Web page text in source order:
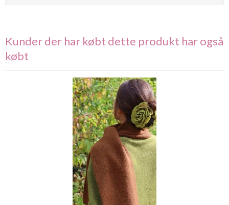
Kunder der har købt dette produkt har også
købt